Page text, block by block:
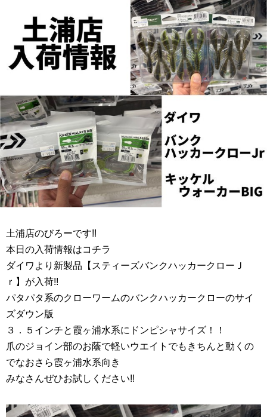
土浦店のびろーです!!
本日の入荷情報はコチラ
ダイワより新製品【スティーズバンクハッカークローＪ
ｒ】が入荷!!
パタパタ系のクローワームのバンクハッカークローのサイ
ズダウン版
３．５インチと霞ヶ浦水系にドンピシャサイズ！！
爪のジョイン部のお蔭で軽いウエイトでもきちんと動くの
でなおさら霞ヶ浦水系向き
みなさんぜひお試しください!!